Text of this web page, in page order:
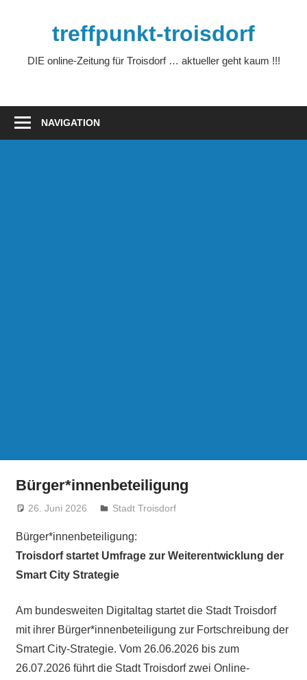
treffpunkt-troisdorf
DIE online-Zeitung für Troisdorf … aktueller geht kaum !!!
NAVIGATION
Bürger*innenbeteiligung
26. Juni 2026 treffpunkt
Stadt Troisdorf
Bürger*innenbeteiligung:
Troisdorf startet Umfrage zur Weiterentwicklung der
Smart City Strategie
Am bundesweiten Digitaltag startet die Stadt Troisdorf
mit ihrer Bürger*innenbeteiligung zur Fortschreibung der
Smart City-Strategie. Vom 26.06.2026 bis zum
26.07.2026 führt die Stadt Troisdorf zwei Online-